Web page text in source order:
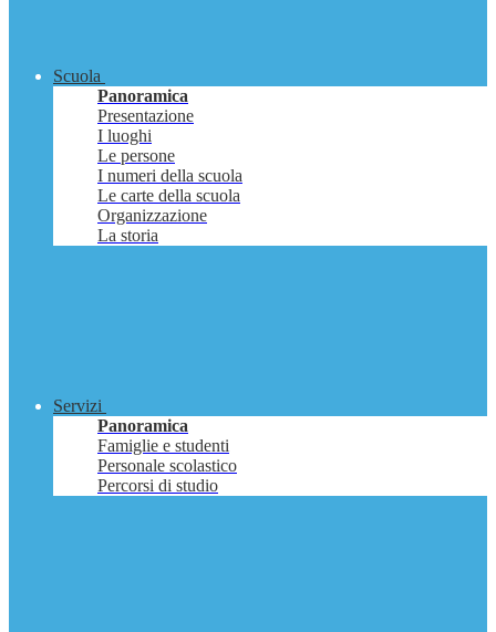
Scuola
Panoramica
Presentazione
I luoghi
Le persone
I numeri della scuola
Le carte della scuola
Organizzazione
La storia
Servizi
Panoramica
Famiglie e studenti
Personale scolastico
Percorsi di studio